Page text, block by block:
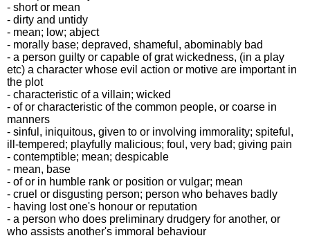
- short or mean
- dirty and untidy
- mean; low; abject
- morally base; depraved, shameful, abominably bad
- a person guilty or capable of grat wickedness, (in a play
etc) a character whose evil action or motive are important in
the plot
- characteristic of a villain; wicked
- of or characteristic of the common people, or coarse in
manners
- sinful, iniquitous, given to or involving immorality; spiteful,
ill-tempered; playfully malicious; foul, very bad; giving pain
- contemptible; mean; despicable
- mean, base
- of or in humble rank or position or vulgar; mean
- cruel or disgusting person; person who behaves badly
- having lost one's honour or reputation
- a person who does preliminary drudgery for another, or
who assists another's immoral behaviour